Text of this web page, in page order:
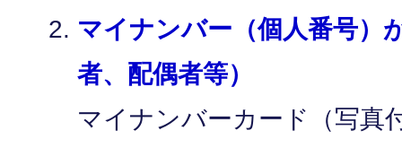
マイナンバー（個人番号）
者、配偶者等）
マイナンバーカード（写真